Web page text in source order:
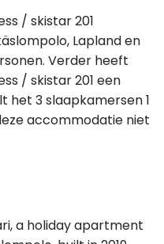
/ skistar 201
Lapland en
Verder heeft
/ skistar 201 een
het 3 slaapkamersen 1
accommodatie niet
a holiday apartment